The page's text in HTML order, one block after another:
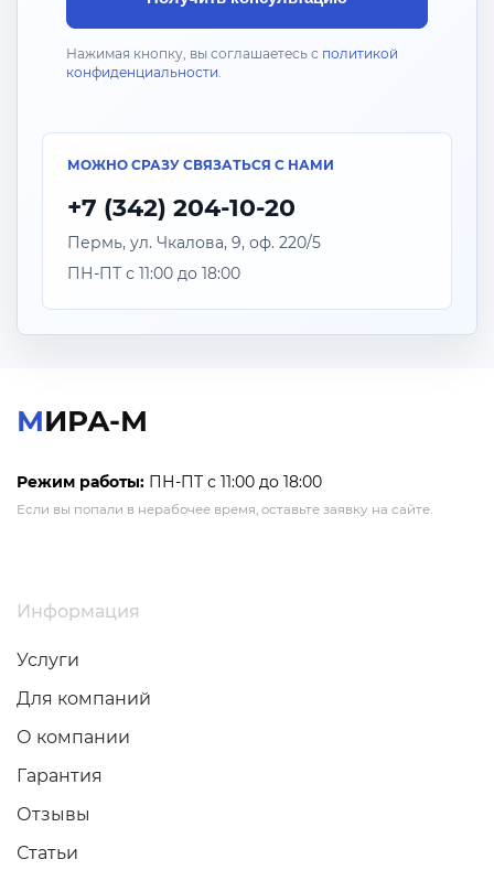
Нажимая кнопку, вы соглашаетесь с политикой
конфиденциальности.
МОЖНО СРАЗУ СВЯЗАТЬСЯ С НАМИ
+7 (342) 204-10-20
Пермь, ул. Чкалова, 9, оф. 220/5
ПН-ПТ с 11:00 до 18:00
МИРА-М
Режим работы: ПН-ПТ с 11:00 до 18:00
Если вы попали в нерабочее время, оставьте заявку на сайте.
Информация
Услуги
Для компаний
О компании
Гарантия
Отзывы
Статьи